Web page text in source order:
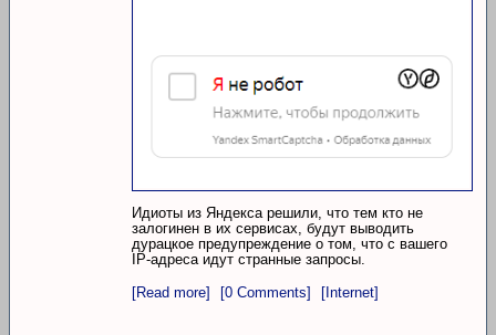
Идиоты из Яндекса решили, что тем кто не
залогинен в их сервисах, будут выводить
дурацкое предупреждение о том, что с вашего
IP-адреса идут странные запросы.
[Read more]
[0 Comments] [Internet]